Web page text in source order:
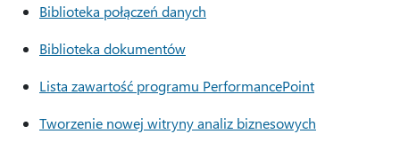
Biblioteka połączeń danych
Biblioteka dokumentów
Lista zawartość programu PerformancePoint
Tworzenie nowej witryny analiz biznesowych